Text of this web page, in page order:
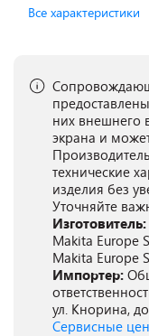
Все характеристики
них внешнего
экрана и
технические
изделия без
Уточняйте
Изготовитель:
Makita Europe
Makita Europe
Импортер:
ул. Кнорина,
Сервисные